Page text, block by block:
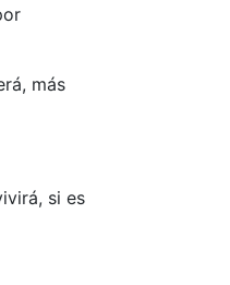
más
si es